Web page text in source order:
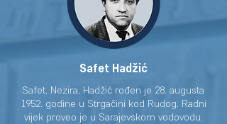
Safet Hadžić
Safet, Nezira, Hadžić rođen je 28. augusta
1952. godine u Strgačini kod Rudog. Radni
vijek proveo je u Sarajevskom vodovodu.